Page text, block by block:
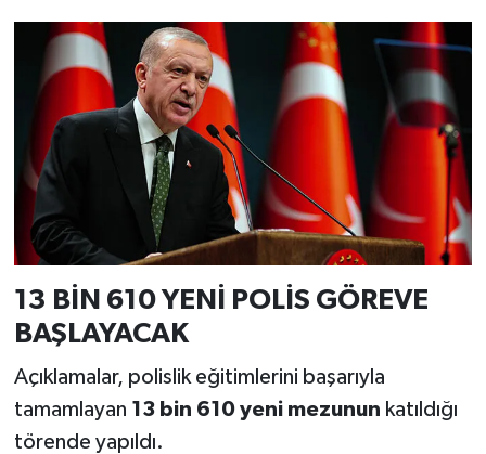
13 BİN 610 YENİ POLİS GÖREVE
BAŞLAYACAK
Açıklamalar, polislik eğitimlerini başarıyla
tamamlayan 13 bin 610 yeni mezunun katıldığı
törende yapıldı.